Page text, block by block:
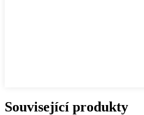
Související produkty